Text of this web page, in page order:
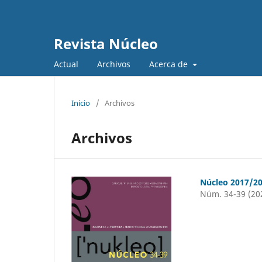
Revista Núcleo
Actual Archivos Acerca de
Inicio / Archivos
Archivos
Núcleo 2017/
Núm. 34-39